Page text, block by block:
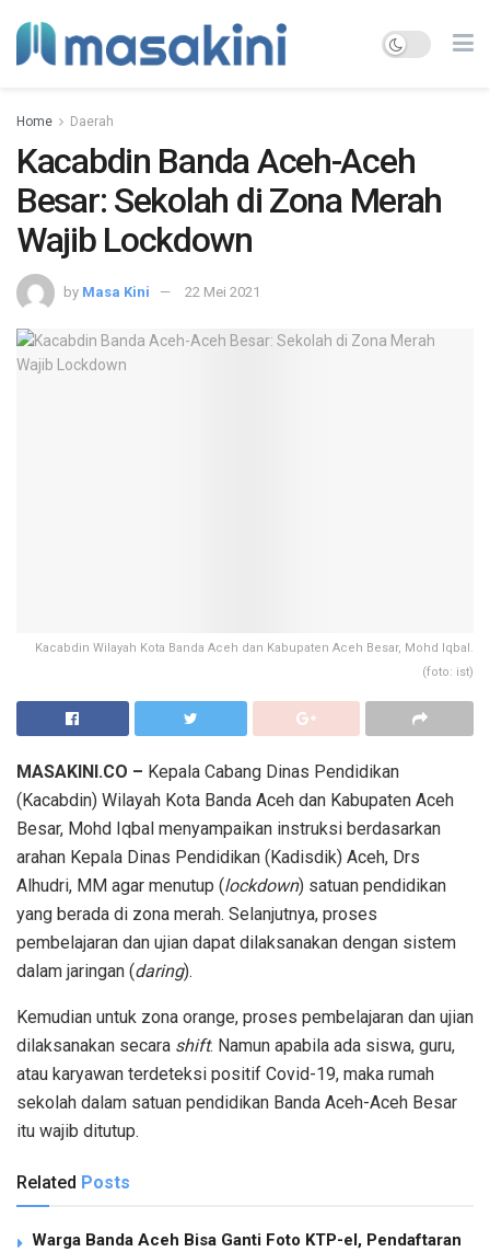
Home Daerah
Kacabdin Banda Aceh-Aceh
Besar: Sekolah di Zona Merah
Wajib Lockdown
by Masa Kini 22 Mei 2021
Kacabdin Wilayah Kota Banda Aceh dan Kabupaten Aceh Besar, Mohd Iqbal.
(foto: ist)
MASAKINI.CO – Kepala Cabang Dinas Pendidikan
(Kacabdin) Wilayah Kota Banda Aceh dan Kabupaten Aceh
Besar, Mohd Iqbal menyampaikan instruksi berdasarkan
arahan Kepala Dinas Pendidikan (Kadisdik) Aceh, Drs
Alhudri, MM agar menutup (lockdown) satuan pendidikan
yang berada di zona merah. Selanjutnya, proses
pembelajaran dan ujian dapat dilaksanakan dengan sistem
dalam jaringan (daring).
Kemudian untuk zona orange, proses pembelajaran dan ujian
dilaksanakan secara shift. Namun apabila ada siswa, guru,
atau karyawan terdeteksi positif Covid-19, maka rumah
sekolah dalam satuan pendidikan Banda Aceh-Aceh Besar
itu wajib ditutup.
Related Posts
Warga Banda Aceh Bisa Ganti Foto KTP-el, Pendaftaran